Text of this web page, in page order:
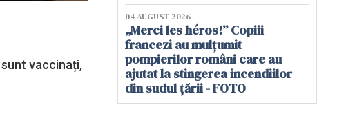
vaccinați,
04 AUGUST 2026
„Merci les héros!” Copiii
francezi au mulțumit
pompierilor români care au
ajutat la stingerea incendiilor
din sudul țării - FOTO